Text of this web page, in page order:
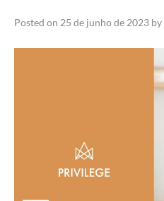
Posted on 25 de junho de 2023 by